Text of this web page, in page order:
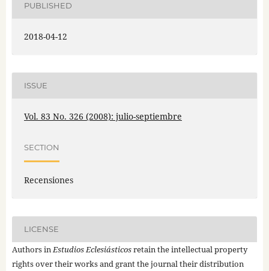
PUBLISHED
2018-04-12
ISSUE
Vol. 83 No. 326 (2008): julio-septiembre
SECTION
Recensiones
LICENSE
Authors inEstudios Eclesiásticosretain the intellectual property
rights over their works and grant the journal their distribution